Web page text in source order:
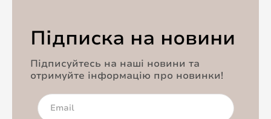
Підписка на новини
Підписуйтесь на наші новини та
отримуйте інформацію про новинки!